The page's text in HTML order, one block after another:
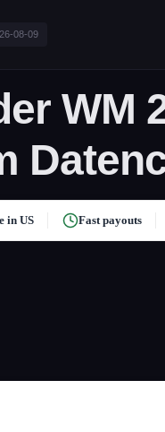
08-09
WM
in US Fast payouts